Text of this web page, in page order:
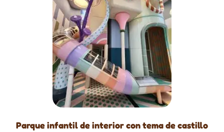
Parque infantil de interior con tema de castillo